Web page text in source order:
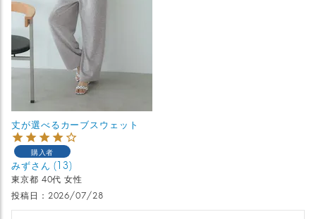
丈が選べるカーブスウェット
購入者
みず 13
東京都 40代 女性
投稿日
2026/07/28